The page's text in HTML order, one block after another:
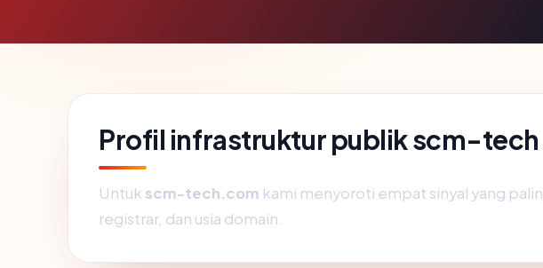
Profil infrastruktur publik scm-
Untuk scm-tech.com kami menyoroti empat sinyal yang
registrar, dan usia domain.